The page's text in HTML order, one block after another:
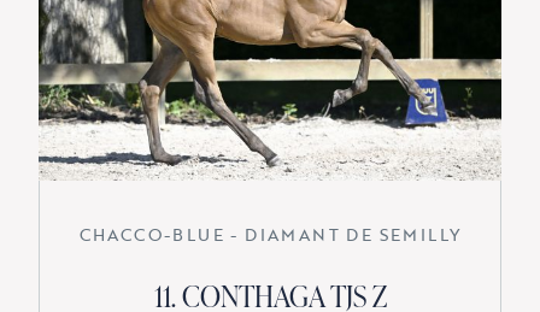
CHACCO-BLUE - DIAMANT DE SEMILLY
11. CONTHAGA TJS Z